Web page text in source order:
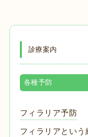
診療案内
各種予防
フィラリア予防
フィラリアとい